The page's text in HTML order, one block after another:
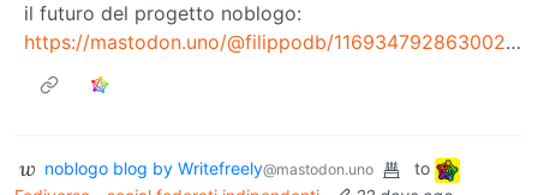
il futuro del progetto noblogo:
https://mastodon.uno/@filippodb/116934792863002089
noblogo blog by Writefreely@mastodon.uno
to